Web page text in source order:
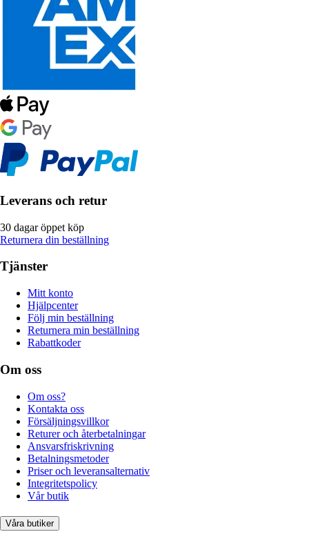
Leverans och retur
30 dagar öppet köp
Returnera din beställning
Tjänster
Mitt konto
Hjälpcenter
Följ min beställning
Returnera min beställning
Rabattkoder
Om oss
Om oss?
Kontakta oss
Försäljningsvillkor
Returer och återbetalningar
Ansvarsfriskrivning
Betalningsmetoder
Priser och leveransalternativ
Integritetspolicy
Vår butik
Våra butiker